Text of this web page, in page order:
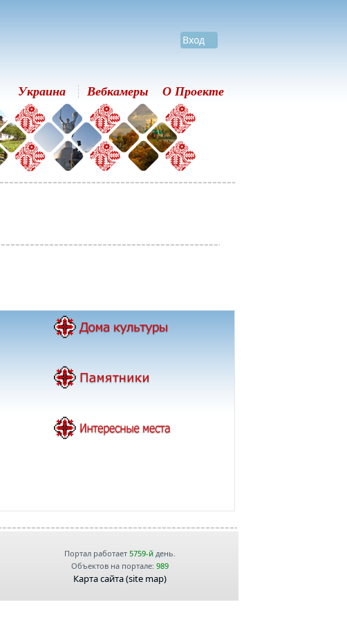
Вход
Украина Вебкамеры О Проекте
Портал работает 5759-йдень.
Объектов на портале: 989
Карта сайта (site map)